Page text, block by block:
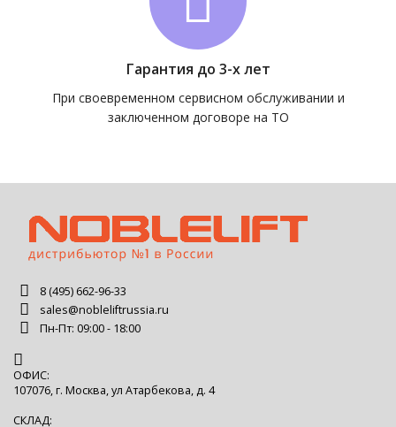
Гарантия до 3-х лет
При своевременном сервисном обслуживании и
заключенном договоре на ТО
8 (495) 662-96-33
sales@nobleliftrussia.ru
Пн-Пт: 09:00 - 18:00
ОФИС:
107076, г. Москва, ул Атарбекова, д. 4
СКЛАД: